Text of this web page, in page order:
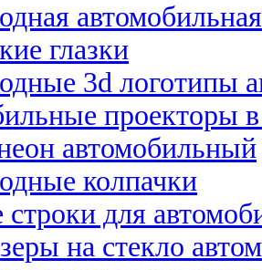
глазки
3d логотипы
проекторы
автомобильный
колпачки
для
на стекло